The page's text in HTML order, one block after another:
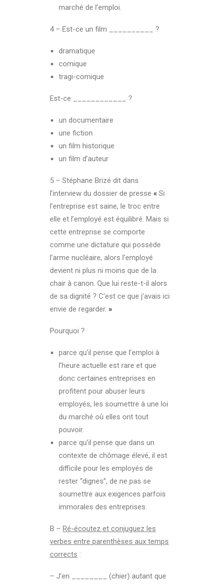
marché de l’emploi.
4 – Est-ce un film __________ ?
dramatique
comique
tragi-comique
Est-ce ____________ ?
un documentaire
une fiction
un film historique
un film d’auteur
5 – Stéphane Brizé dit dans
l’interview du dossier de presse « Si
l’entreprise est saine, le troc entre
elle et l’employé est équilibré. Mais si
cette entreprise se comporte
comme une dictature qui possède
l’arme nucléaire, alors l’employé
devient ni plus ni moins que de la
chair à canon. Que lui reste-t-il alors
de sa dignité ? C’est ce que j’avais ici
envie de regarder. »
Pourquoi ?
parce qu’il pense que l’emploi à
l’heure actuelle est rare et que
donc certaines entreprises en
profitent pour abuser leurs
employés, les soumettre à une loi
du marché où elles ont tout
pouvoir.
parce qu’il pense que dans un
contexte de chômage élevé, il est
difficile pour les employés de
rester “dignes”, de ne pas se
soumettre aux exigences parfois
immorales des entreprises.
B – Ré-écoutez et conjuguez les
verbes entre parenthèses aux temps
corrects :
– J’en ________ (chier) autant que